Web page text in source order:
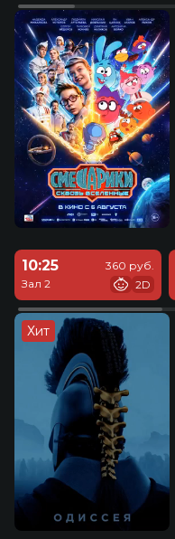
10:25
Зал 2
360 руб.
2D
Хит